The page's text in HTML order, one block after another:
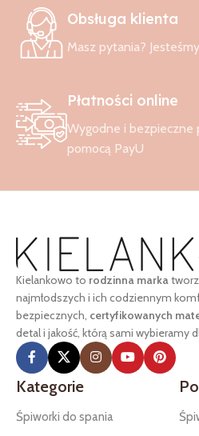
Obsługa klienta
Masz pytania?
Płatności online
Wygodne i bezpieczne
pomocą PayU
Kielankowo to rodzinna marka
najmłodszych i ich codziennym
bezpiecznych, certyfikowanych
detal i jakość, którą sami wybieramy
Kategorie
Śpiworki do spania